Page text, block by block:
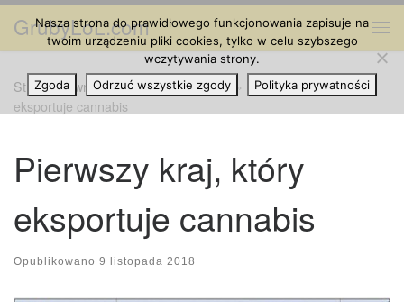
Przejdź do treści
GrubyLoL.com
Strona główna » Cannabis na Świecie »
Pierwszy kraj, który
eksportuje cannabis
Pierwszy kraj, który
eksportuje cannabis
Opublikowano 9 listopada 2018
Nasza strona do prawidłowego funkcjonowania zapisuje na
twoim urządzeniu pliki cookies, tylko w celu szybszego
wczytywania strony.
Zgoda
Odrzuć wszystkie zgody Polityka prywatności